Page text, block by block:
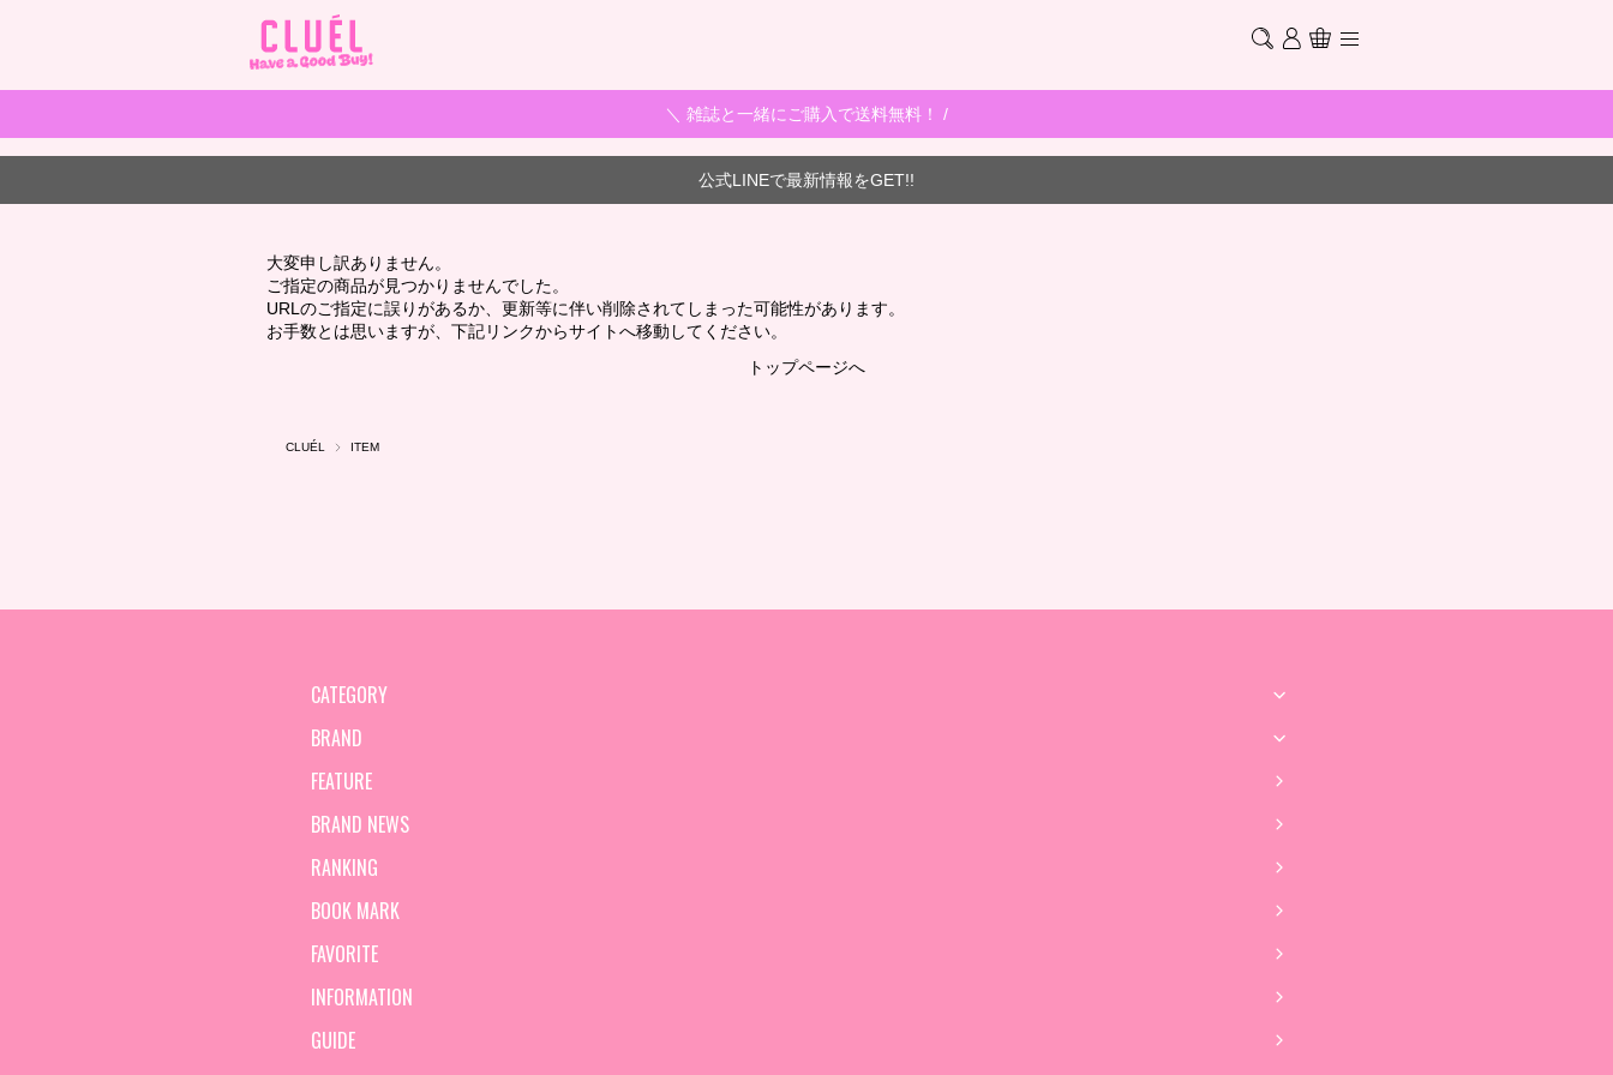
＼ 雑誌と一緒にご購入で送料無料！ /
公式LINEで最新情報をGET!!
大変申し訳ありません。
ご指定の商品が見つかりませんでした。
URLのご指定に誤りがあるか、更新等に伴い削除されてしまった可能性があります。
お手数とは思いますが、下記リンクからサイトへ移動してください。
トップページへ
CLUÉL ITEM
CATEGORY
BRAND
FEATURE
BRAND NEWS
RANKING
BOOK MARK
FAVORITE
INFORMATION
GUIDE